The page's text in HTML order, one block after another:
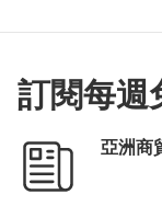
訂閱每週
亞洲商